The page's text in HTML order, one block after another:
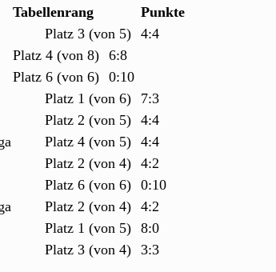
Mannschaft		Liga			Tabellenrang
Punkte
Herren			C-Klasse			Platz 3 (von 5)	4:4
Herren 40		A-Klasse			Platz 4 (von 8)	6:8
Herren 55		Rheinhessenliga	Platz 6 (von 6)	0:10
Damen			A-Klasse			Platz 1 (von 6)	7:3
Damen 40 2		B-Klasse			Platz 2 (von 5)	4:4
Mädchen U18		Rheinhessenliga	Platz 4 (von 5)	4:4
Mädchen U15		B-Klasse			Platz 2 (von 4)	4:2
Jungen U12		B-Klasse			Platz 6 (von 6)	0:10
Mädchen U12		Rheinhessenliga	Platz 2 (von 4)	4:2
Gemischt U10 1	B-Klasse			Platz 1 (von 5)	8:0
Gemischt U10 2	B-Klasse			Platz 3 (von 4)	3:3